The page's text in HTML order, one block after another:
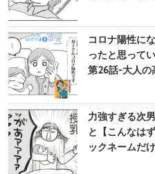
コロナ陽性に
ったと思って
第26話-大人
力強すぎる次
と【こんなは
ックネームだ